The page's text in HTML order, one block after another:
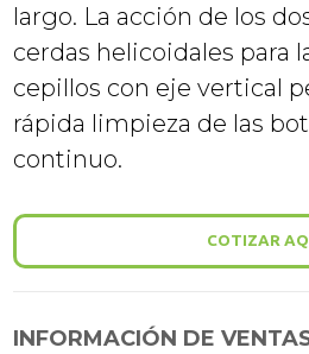
largo. La acción de los
cerdas helicoidales para
cepillos con eje vertical
rápida limpieza de las
continuo.
COTIZAR
INFORMACIÓN DE